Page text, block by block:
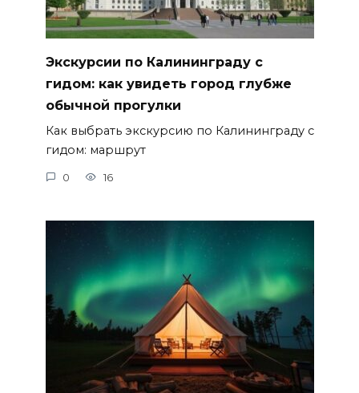
Экскурсии по Калининграду с
гидом: как увидеть город глубже
обычной прогулки
Как выбрать экскурсию по Калининграду с
гидом: маршрут
0 16